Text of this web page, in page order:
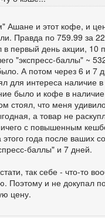
Ашане и этот кофе, и
Правда по 759.99 за
в первый день акции, 10
"экспресс-баллы" ~
А потом через 6 и 7
для интереса наличие
было и кофе в
стоял, что меня
а товар не
с повышенным
этого года после ваших
баллы" и 7 дней.
так себе - что-то
Поэтому и не докупал
цену.